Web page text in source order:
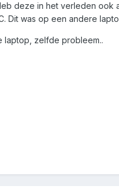
deze in het verleden
Dit was op een andere
laptop, zelfde probleem..